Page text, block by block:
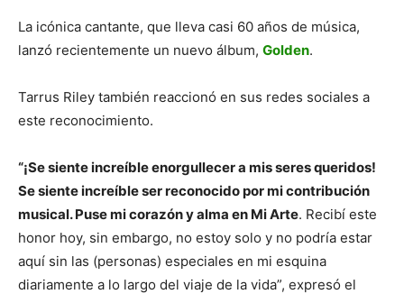
La icónica cantante, que lleva casi 60 años de música,
lanzó recientemente un nuevo álbum, Golden.
Tarrus Riley también reaccionó en sus redes sociales a
este reconocimiento.
“¡Se siente increíble enorgullecer a mis seres queridos!
Se siente increíble ser reconocido por mi contribución
musical. Puse mi corazón y alma en Mi Arte. Recibí este
honor hoy, sin embargo, no estoy solo y no podría estar
aquí sin las (personas) especiales en mi esquina
diariamente a lo largo del viaje de la vida”, expresó el